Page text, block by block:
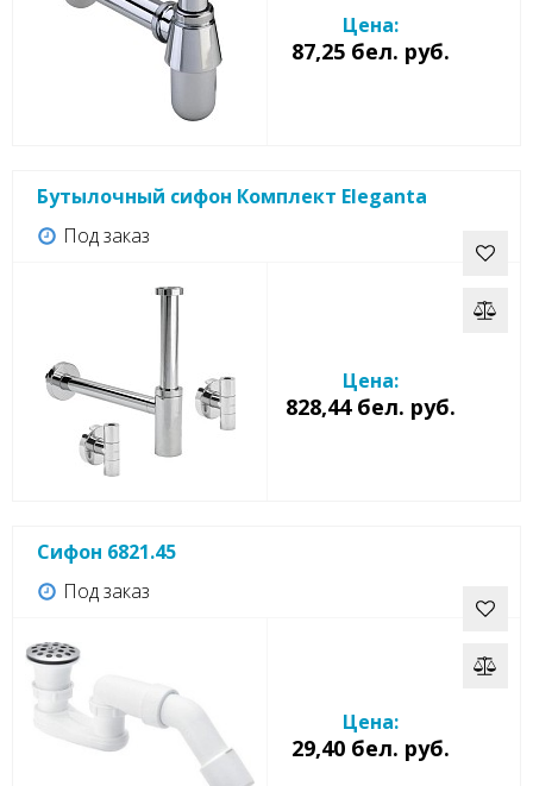
Цена:
87,25 бел. руб.
Под заказ
Бутылочный сифон Комплект Eleganta
Цена:
828,44 бел. руб.
Под заказ
Сифон 6821.45
Цена:
29,40 бел. руб.